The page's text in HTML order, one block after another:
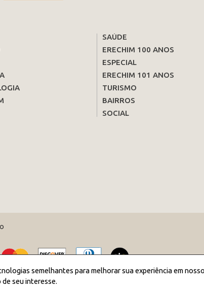
SAÚDE
ERECHIM 100 ANOS
ESPECIAL
ERECHIM 101 ANOS
TURISMO
BAIRROS
SOCIAL
semelhantes para melhorar sua experiência em
seu interesse.